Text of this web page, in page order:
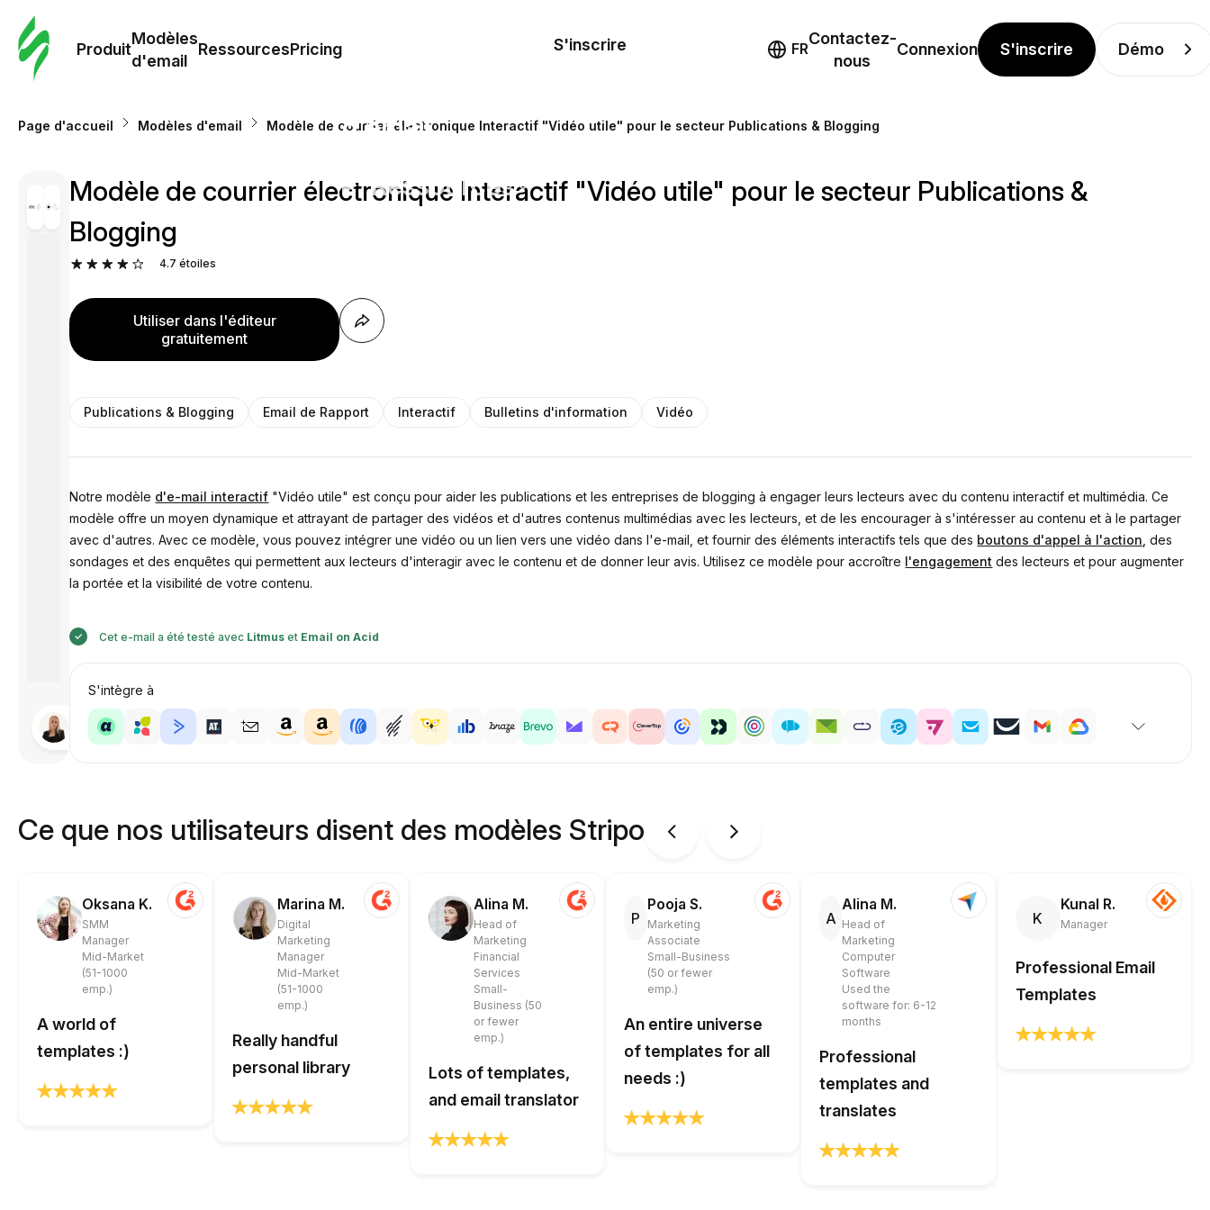
Produit
Modèles
d'email
RessourcesPricing
d'email
Ressources
S'inscrire FR
Contactez-
nous
Connexion S'inscrire Démo
Page d'accueil Modèles d'email Modèle de courrier électronique Interactif "Vidéo utile" pour le secteur Publications & Blogging
Conçu par
Anastasiia
Modèle de courrier électronique Interactif "Vidéo utile" pour le secteur Publications &
Blogging
4.7 étoiles
Utiliser dans l'éditeur
gratuitement
Publications & Blogging Email de Rapport Interactif Bulletins d'information Vidéo
Notre modèle d'e-mail interactif "Vidéo utile" est conçu pour aider les publications et les entreprises de blogging à engager leurs lecteurs avec du contenu interactif et multimédia. Ce
modèle offre un moyen dynamique et attrayant de partager des vidéos et d'autres contenus multimédias avec les lecteurs, et de les encourager à s'intéresser au contenu et à le partager
avec d'autres. Avec ce modèle, vous pouvez intégrer une vidéo ou un lien vers une vidéo dans l'e-mail, et fournir des éléments interactifs tels que des boutons d'appel à l'action , des
sondages et des enquêtes qui permettent aux lecteurs d'interagir avec le contenu et de donner leur avis. Utilisez ce modèle pour accroître l'engagement des lecteurs et pour augmenter
la portée et la visibilité de votre contenu.
Cet e-mail a été testé avec Litmus et Email on Acid
S'intègre à
Ce que nos utilisateurs disent des modèles Stripo
Oksana K.
SMM
Manager
Mid-Market
(51-1000
emp.)
A world of
templates :)
Marina M.
Digital
Marketing
Manager
Mid-Market
(51-1000
emp.)
Really handful
personal library
Alina M.
Head of
Marketing
Financial
Services
Small-
Business (50
or fewer
emp.)
Lots of templates,
and email translator
P
Pooja S.
Marketing
Associate
Small-Business
(50 or fewer
emp.)
An entire universe
of templates for all
needs :)
A
Alina M.
Head of
Marketing
Computer
Software
Used the
software for: 6-12
months
Professional
templates and
translates
K
Kunal R.
Manager
Professional Email
Templates